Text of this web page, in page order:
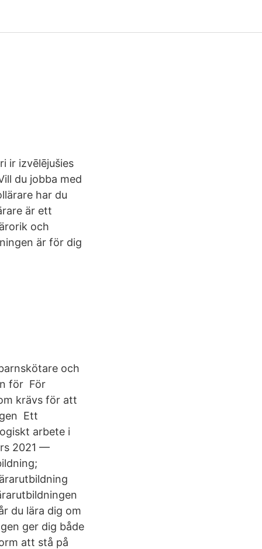
ir izvēlējušies
du jobba med
har du
är ett
och
är för dig
och
för För
krävs för att
Ett
arbete i
2021 —
du lära dig om
ger dig både
att stå på